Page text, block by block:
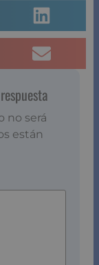
por correo